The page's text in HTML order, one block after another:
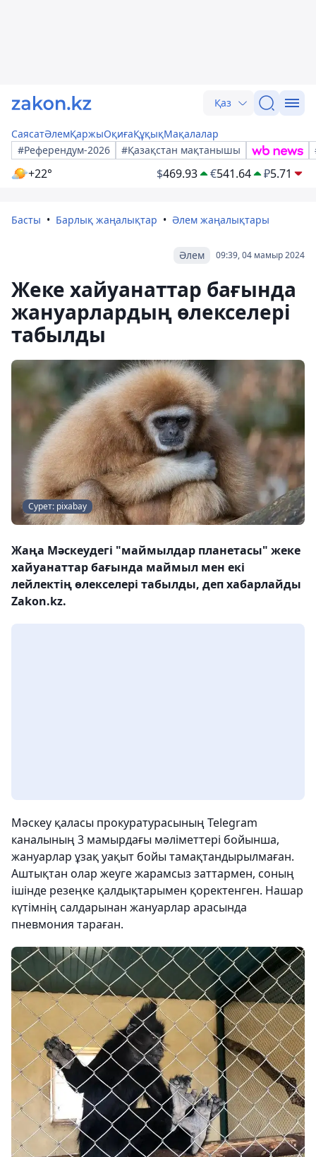
Қаз
СаясатӘлемҚаржыОқиғаҚұқықМақалалар
#Референдум-2026
#Қазақстан мақтанышы
+22° $469.93 €541.64 ₽5.71
Басты Барлық жаңалықтар Әлем жаңалықтары
09:39, 04 мамыр 2024
Әлем
Жеке хайуанаттар бағында
жануарлардың өлекселері
табылды
Сурет: pixabay
Жаңа Мәскеудегі "маймылдар планетасы" жеке
хайуанаттар бағында маймыл мен екі
лейлектің өлекселері табылды, деп хабарлайды
Zakon.kz.
Мәскеу қаласы прокуратурасының Telegram
каналының 3 мамырдағы мәліметтері бойынша,
жануарлар ұзақ уақыт бойы тамақтандырылмаған.
Аштықтан олар жеуге жарамсыз заттармен, соның
ішінде резеңке қалдықтарымен қоректенген. Нашар
күтімнің салдарынан жануарлар арасында
пневмония тараған.